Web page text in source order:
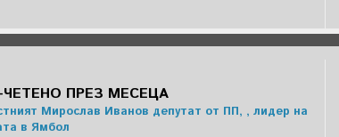
ПРЕЗ МЕСЕЦА
Мирослав Иванов депутат от ПП, , лидер на
в Ямбол